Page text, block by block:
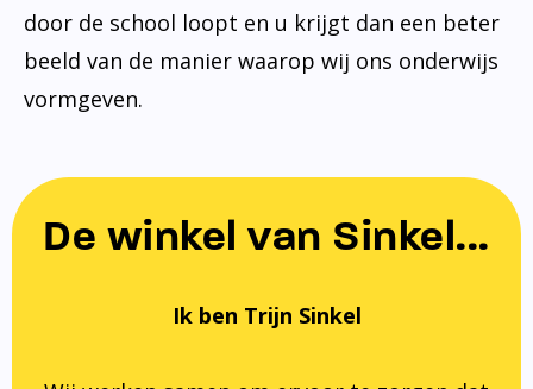
door de school loopt en u krijgt dan een beter
beeld van de manier waarop wij ons onderwijs
vormgeven.
De winkel van Sinkel...
Ik ben Trijn Sinkel